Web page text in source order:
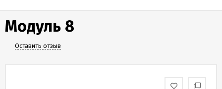
Скидки
Модуль 8
Оставить отзыв